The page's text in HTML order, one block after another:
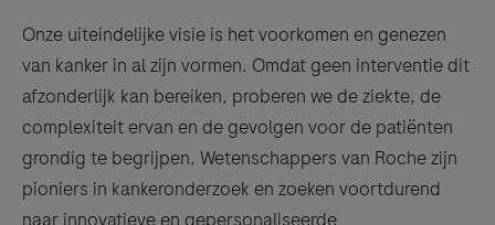
Onze uiteindelijke visie is het voorkomen en genezen
van kanker in al zijn vormen. Omdat geen interventie dit
afzonderlijk kan bereiken, proberen we de ziekte, de
complexiteit ervan en de gevolgen voor de patiënten
grondig te begrijpen. Wetenschappers van Roche zijn
pioniers in kankeronderzoek en zoeken voortdurend
naar innovatieve en gepersonaliseerde